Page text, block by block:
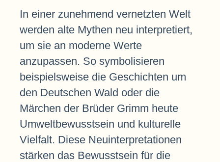
In einer zunehmend vernetzten Welt
werden alte Mythen neu interpretiert,
um sie an moderne Werte
anzupassen. So symbolisieren
beispielsweise die Geschichten um
den Deutschen Wald oder die
Märchen der Brüder Grimm heute
Umweltbewusstsein und kulturelle
Vielfalt. Diese Neuinterpretationen
stärken das Bewusstsein für die